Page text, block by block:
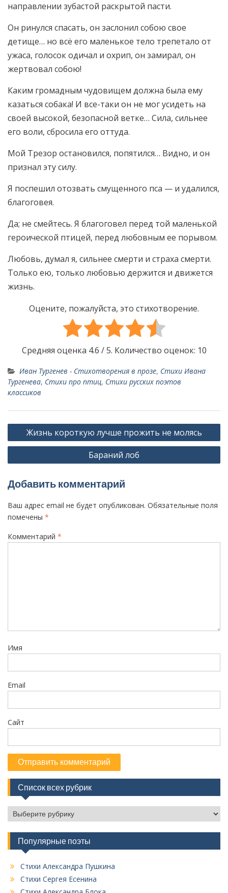
направлении зубастой раскрытой пасти.
Он ринулся спасать, он заслонил собою свое
детище… но всё его маленькое тело трепетало от
ужаса, голосок одичал и охрип, он замирал, он
жертвовал собою!
Каким громадным чудовищем должна была ему
казаться собака! И все-таки он не мог усидеть на
своей высокой, безопасной ветке… Сила, сильнее
его воли, сбросила его оттуда.
Мой Трезор остановился, попятился… Видно, и он
признал эту силу.
Я поспешил отозвать смущенного пса — и удалился,
благоговея.
Да; не смейтесь. Я благоговел перед той маленькой
героической птицей, перед любовным ее порывом.
Любовь, думал я, сильнее смерти и страха смерти.
Только ею, только любовью держится и движется
жизнь.
Оцените, пожалуйста, это стихотворение.
Средняя оценка 4.6 / 5. Количество оценок: 10
Иван Тургенев - Стихотворения в прозе, Стихи Ивана
Тургенева, Стихи про птиц, Стихи русских поэтов
классиков
Н
а
г
а
ц
и
с
я
м
Жизнь короткую лучше прожить не молясь
Бараний лоб
Добавить комментарий
Ваш адрес email не будет опубликован. Обязательные поля
помечены *
Комментарий *
Имя
Email
Сайт
Список всех рубрик
п
и
к
в
Популярные поэты
Стихи Александра Пушкина
Стихи Сергея Есенина